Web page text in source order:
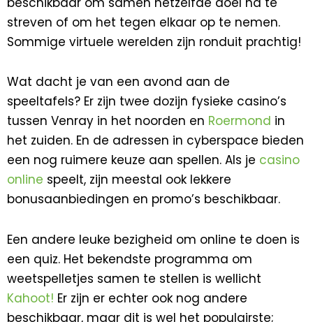
streven of om het tegen elkaar op te nemen.
Sommige virtuele werelden zijn ronduit prachtig!
Wat dacht je van een avond aan de
speeltafels? Er zijn twee dozijn fysieke casino’s
tussen Venray in het noorden en Roermond in
het zuiden. En de adressen in cyberspace bieden
een nog ruimere keuze aan spellen. Als je casino
online speelt, zijn meestal ook lekkere
bonusaanbiedingen en promo’s beschikbaar.
Een andere leuke bezigheid om online te doen is
een quiz. Het bekendste programma om
weetspelletjes samen te stellen is wellicht
Kahoot! Er zijn er echter ook nog andere
beschikbaar, maar dit is wel het populairste;